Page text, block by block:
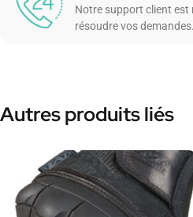
Notre support client est
résoudre vos demandes.
Autres produits liés